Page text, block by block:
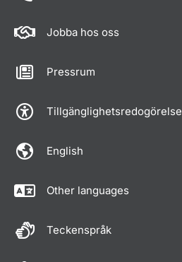
Jobba hos oss
Pressrum
Tillgänglighetsredogörelse
English
Other languages
Teckenspråk